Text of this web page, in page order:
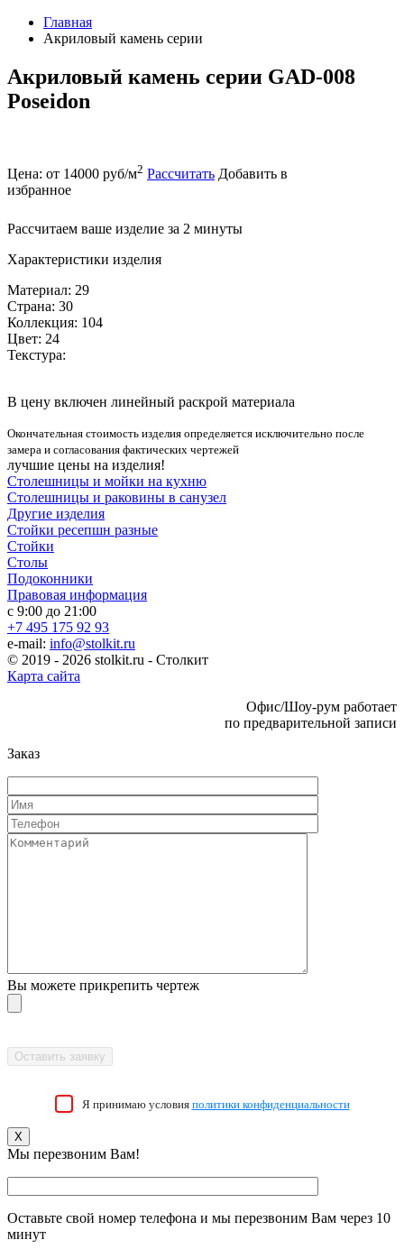
Главная
Акриловый камень серии
Акриловый камень серии GAD-008
Poseidon
Цена: от 14000 руб/м2 Рассчитать Добавить в
избранное
Рассчитаем ваше изделие за 2 минуты
Характеристики изделия
Материал: 29
Страна: 30
Коллекция: 104
Цвет: 24
Текстура:
В цену включен линейный раскрой материала
Окончательная стоимость изделия определяется исключительно после
замера и согласования фактических чертежей
лучшие цены на изделия!
Столешницы и мойки на кухню
Столешницы и раковины в санузел
Другие изделия
Стойки ресепшн разные
Стойки
Столы
Подоконники
Правовая информация
с 9:00 до 21:00
+7 495 175 92 93
e-mail: info@stolkit.ru
© 2019 - 2026 stolkit.ru - Столкит
Карта сайта
Офис/Шоу-рум работает
по предварительной записи
Заказ
Вы можете прикрепить чертеж
Я принимаю условия политики конфиденциальности
X
Мы перезвоним Вам!
Оставьте свой номер телефона и мы перезвоним Вам через 10
минут